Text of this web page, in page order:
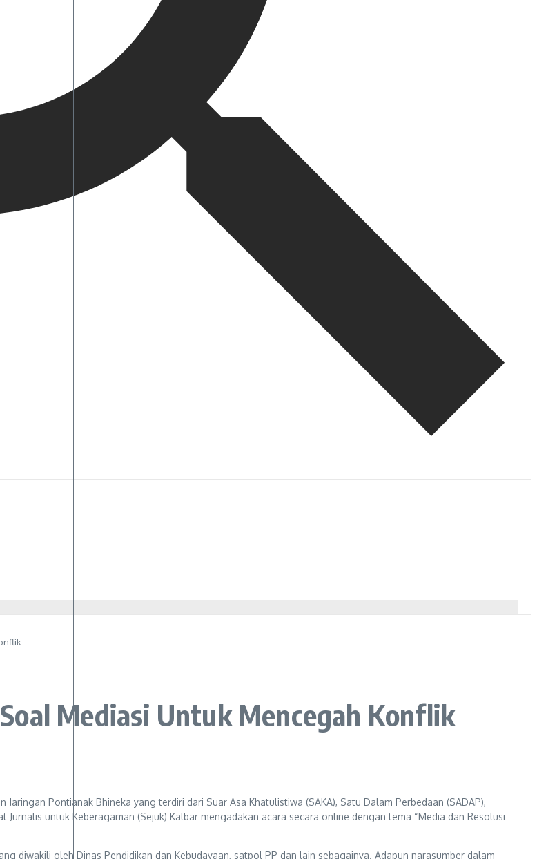
Mediasi Untuk Mencegah Konflik
Pontianak Bhineka yang terdiri dari Suar Asa Khatulistiwa (SAKA), Satu Dalam Perbedaan (SADAP),
Jurnalis untuk Keberagaman (Sejuk) Kalbar mengadakan acara secara online dengan tema “Media dan Resolusi
diwakili oleh Dinas Pendidikan dan Kebudayaan, satpol PP dan lain sebagainya. Adapun narasumber dalam